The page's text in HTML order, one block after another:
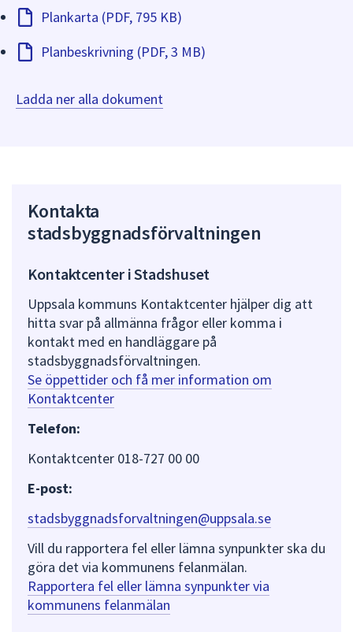
Plankarta (PDF, 795 KB)
Planbeskrivning (PDF, 3 MB)
Ladda ner alla dokument
Kontakta
stadsbyggnadsförvaltningen
Kontaktcenter i Stadshuset
Uppsala kommuns Kontaktcenter hjälper dig att
hitta svar på allmänna frågor eller komma i
kontakt med en handläggare på
stadsbyggnadsförvaltningen.
Se öppettider och få mer information om
Kontaktcenter
Telefon:
Kontaktcenter 018-727 00 00
E-post:
stadsbyggnadsforvaltningen@uppsala.se
Vill du rapportera fel eller lämna synpunkter ska du
göra det via kommunens felanmälan.
Rapportera fel eller lämna synpunkter via
kommunens felanmälan